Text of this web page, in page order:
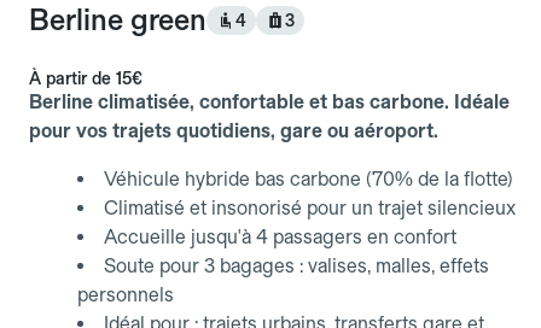
Berline green 4 3
À partir de 15€
Berline climatisée, confortable et bas carbone. Idéale
pour vos trajets quotidiens, gare ou aéroport.
Véhicule hybride bas carbone (70% de la flotte)
Climatisé et insonorisé pour un trajet silencieux
Accueille jusqu'à 4 passagers en confort
Soute pour 3 bagages : valises, malles, effets
personnels
Idéal pour : trajets urbains, transferts gare et